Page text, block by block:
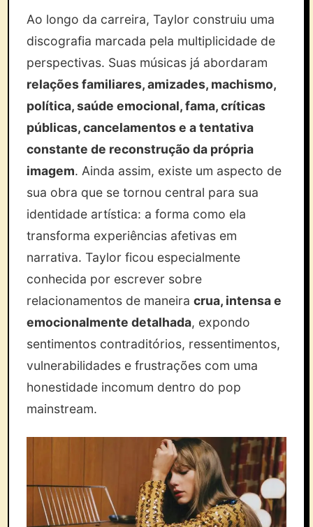
Ao longo da carreira, Taylor construiu uma
discografia marcada pela multiplicidade de
perspectivas. Suas músicas já abordaram
relações familiares, amizades, machismo,
política, saúde emocional, fama, críticas
públicas, cancelamentos e a tentativa
constante de reconstrução da própria
imagem. Ainda assim, existe um aspecto de
sua obra que se tornou central para sua
identidade artística: a forma como ela
transforma experiências afetivas em
narrativa. Taylor ficou especialmente
conhecida por escrever sobre
relacionamentos de maneiracrua, intensa e
emocionalmente detalhada, expondo
sentimentos contraditórios, ressentimentos,
vulnerabilidades e frustrações com uma
honestidade incomum dentro do pop
mainstream.